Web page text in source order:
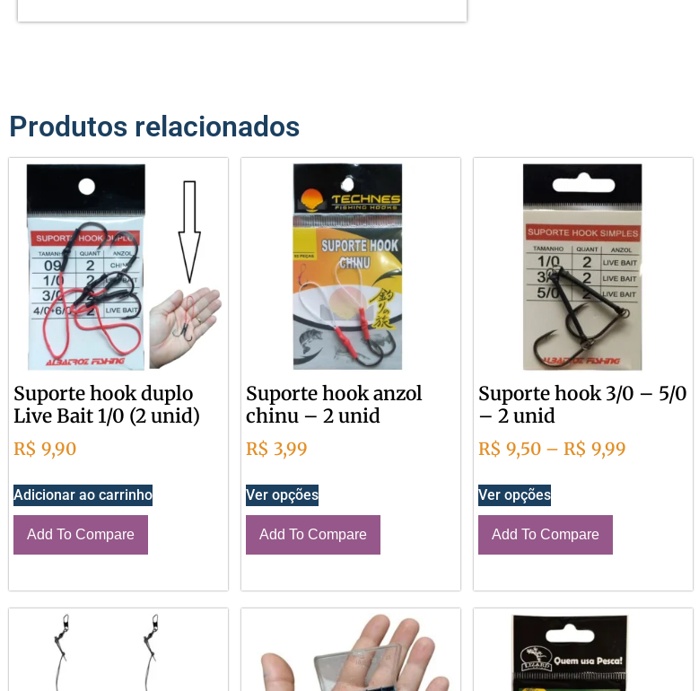
Produtos relacionados
Suporte hook duplo
Live Bait 1/0 (2 unid)
R$ 9,90
Adicionar ao carrinho
Add To Compare
Suporte hook anzol
chinu – 2 unid
R$ 3,99
Ver opções
Add To Compare
Suporte hook 3/0 – 5/0
– 2 unid
R$ 9,50 – R$ 9,99
Ver opções
Add To Compare